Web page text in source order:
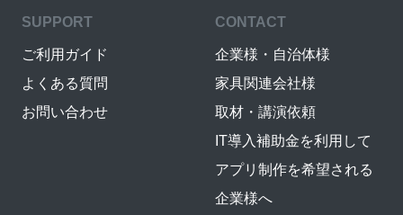
SUPPORT
ご利用ガイド
よくある質問
お問い合わせ
CONTACT
企業様・自治体様
家具関連会社様
取材・講演依頼
IT導入補助金を利用して
アプリ制作を希望される
企業様へ